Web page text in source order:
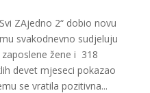
ZAjedno 2“ dobio novu
svakodnevno sudjeluju
žene i 318
devet mjeseci pokazao
se vratila pozitivna...